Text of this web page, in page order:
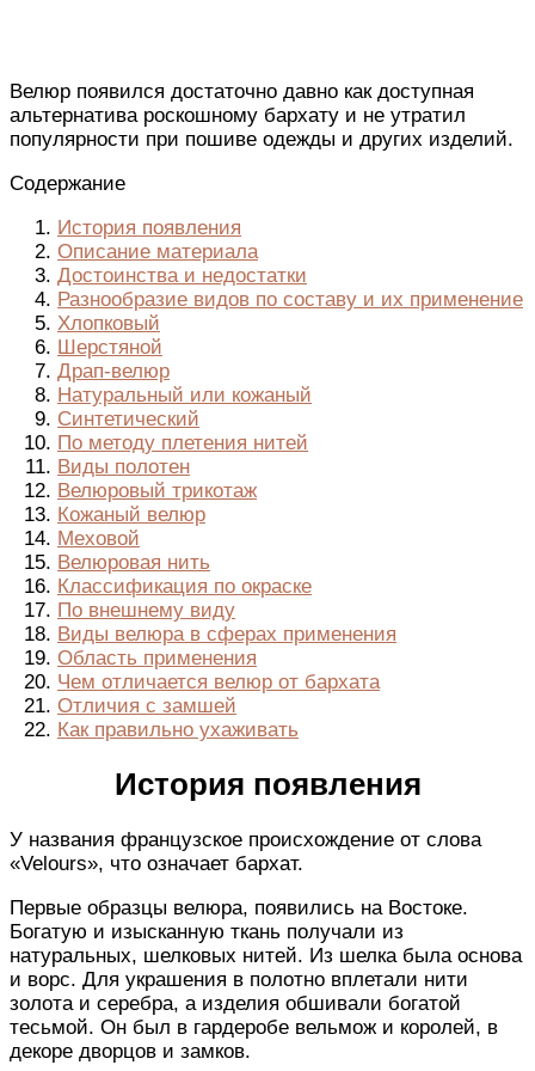
Велюр появился достаточно давно как доступная
альтернатива роскошному бархату и не утратил
популярности при пошиве одежды и других изделий.
Содержание
История появления
Описание материала
Достоинства и недостатки
Разнообразие видов по составу и их применение
Хлопковый
Шерстяной
Драп-велюр
Натуральный или кожаный
Синтетический
По методу плетения нитей
Виды полотен
Велюровый трикотаж
Кожаный велюр
Меховой
Велюровая нить
Классификация по окраске
По внешнему виду
Виды велюра в сферах применения
Область применения
Чем отличается велюр от бархата
Отличия с замшей
Как правильно ухаживать
История появления
У названия французское происхождение от слова
«Velours», что означает бархат.
Первые образцы велюра, появились на Востоке.
Богатую и изысканную ткань получали из
натуральных, шелковых нитей. Из шелка была основа
и ворс. Для украшения в полотно вплетали нити
золота и серебра, а изделия обшивали богатой
тесьмой. Он был в гардеробе вельмож и королей, в
декоре дворцов и замков.